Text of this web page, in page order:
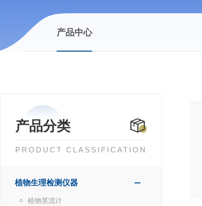
产品中心
产品分类
PRODUCT CLASSIFICATION
植物生理检测仪器
植物茎流计